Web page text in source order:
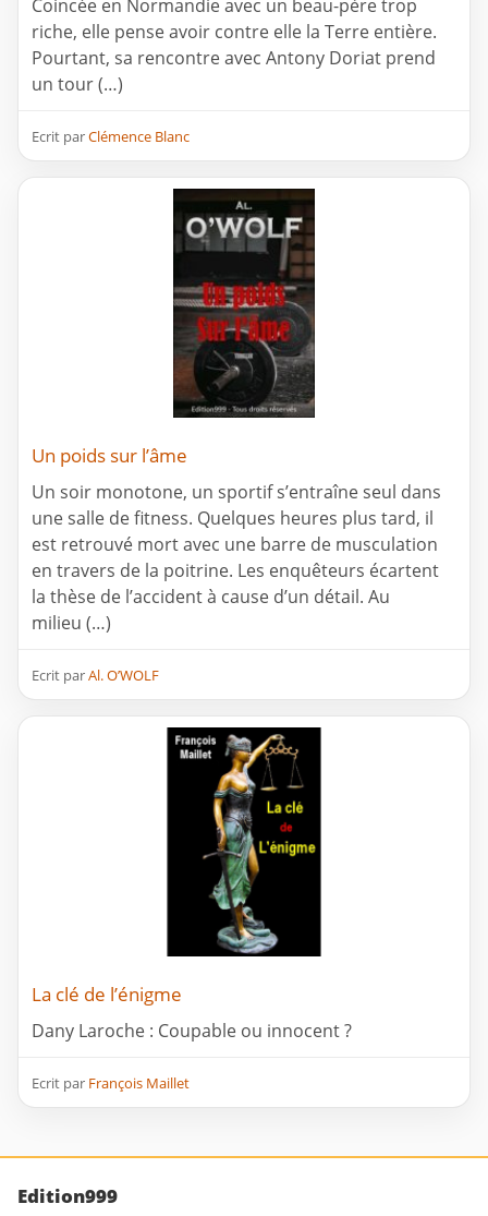
Coincée en Normandie avec un beau-père trop
riche, elle pense avoir contre elle la Terre entière.
Pourtant, sa rencontre avec Antony Doriat prend
un tour (…)
Ecrit parClémence Blanc
Un poids sur l’âme
Un soir monotone, un sportif s’entraîne seul dans
une salle de fitness. Quelques heures plus tard, il
est retrouvé mort avec une barre de musculation
en travers de la poitrine. Les enquêteurs écartent
la thèse de l’accident à cause d’un détail. Au
milieu (…)
Ecrit parAl. O’WOLF
La clé de l’énigme
Dany Laroche : Coupable ou innocent ?
Ecrit par François Maillet
Edition999